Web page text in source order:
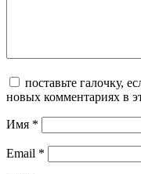
поставьте галочку,
новых комментариях в
Имя *
Email *